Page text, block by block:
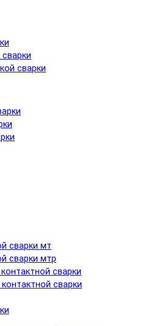
сварки
сварки мт
сварки мтр
сварки
сварки